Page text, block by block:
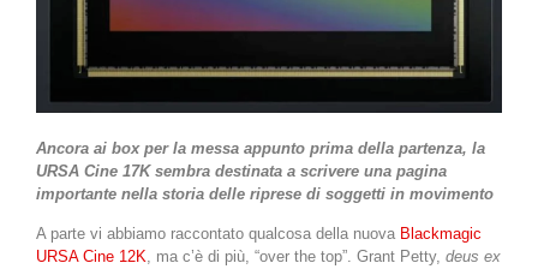
Ancora ai box per la messa appunto prima della partenza, la
URSA Cine 17K sembra destinata a scrivere una pagina
importante nella storia delle riprese di soggetti in movimento
A parte vi abbiamo raccontato qualcosa della nuova Blackmagic
URSA Cine 12K, ma c’è di più, “over the top”. Grant Petty, deus ex